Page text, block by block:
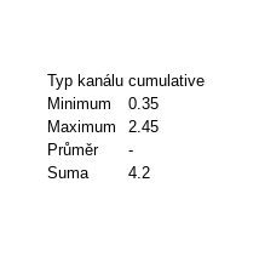
Typ kanálu cumulative
Minimum
0.35
Maximum
2.45
Průměr
-
Suma
4.2